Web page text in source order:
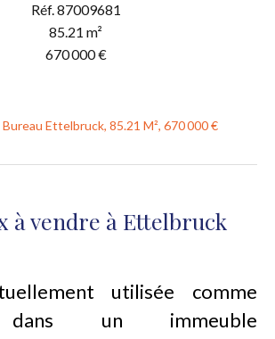
Réf. 87009681
85.21 m²
670 000 €
Ettelbruck, 85.21 M², 670 000 €
à vendre à Ettelbruck
utilisée comme
dans un immeuble